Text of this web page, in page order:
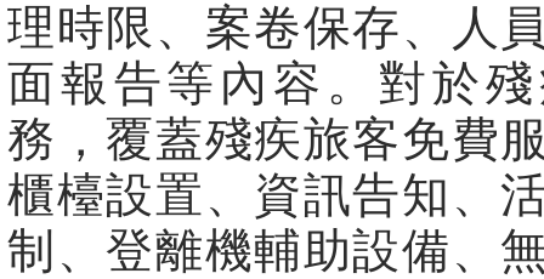
理時限、案卷保存、人
面報告等內容。對於
務，覆蓋殘疾旅客免費
櫃檯設置、資訊告知、
制、登離機輔助設備、